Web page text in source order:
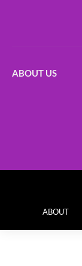
ABOUT US
ABOUT